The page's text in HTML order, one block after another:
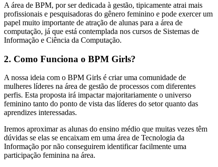
A área de BPM, por ser dedicada à gestão, tipicamente atrai mais
profissionais e pesquisadoras do gênero feminino e pode exercer um
papel muito importante de atração de alunas para a área de
computação, já que está contemplada nos cursos de Sistemas de
Informação e Ciência da Computação.
2. Como Funciona o BPM Girls?
A nossa ideia com o BPM Girls é criar uma comunidade de
mulheres líderes na área de gestão de processos com diferentes
perfis. Esta proposta irá impactar majoritariamente o universo
feminino tanto do ponto de vista das líderes do setor quanto das
aprendizes interessadas.
Iremos aproximar as alunas do ensino médio que muitas vezes têm
dúvidas se elas se encaixam em uma área de Tecnologia da
Informação por não conseguirem identificar facilmente uma
participação feminina na área.